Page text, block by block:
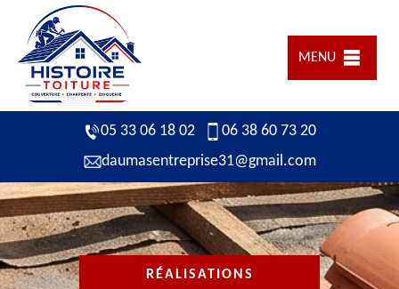
MENU
05 33 06 18 02
06 38 60 73 20
daumasentreprise31@gmail.com
RÉALISATIONS